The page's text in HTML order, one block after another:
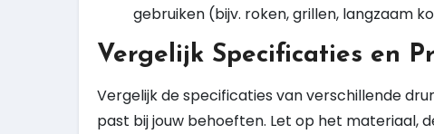
gebruiken (bijv. roken, grillen, langzaam
Vergelijk Specificaties en
Vergelijk de specificaties van verschillende
past bij jouw behoeften. Let op het materiaal,